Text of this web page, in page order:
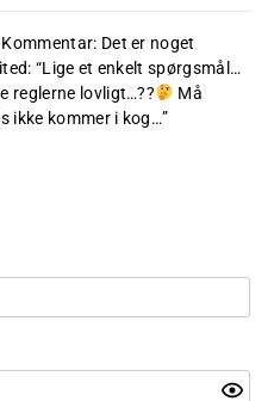
Kommentar: Det er noget
: “Lige et enkelt spørgsmål…
reglerne lovligt…??
Må
ikke kommer i kog…”